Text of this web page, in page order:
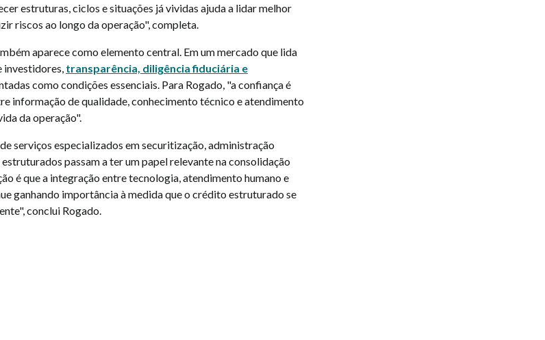
estruturas, ciclos e situações já vividas ajuda a lidar melhor
riscos ao longo da operação", completa.
aparece como elemento central. Em um mercado que lida
transparência, diligência fiduciária e
como condições essenciais. Para Rogado, "a confiança é
informação de qualidade, conhecimento técnico e atendimento
da operação".
serviços especializados em securitização, administração
passam a ter um papel relevante na consolidação
é que a integração entre tecnologia, atendimento humano e
ganhando importância à medida que o crédito estruturado se
conclui Rogado.